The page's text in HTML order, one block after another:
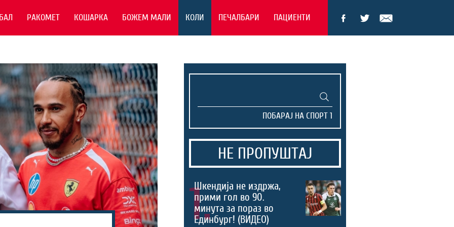
РАКОМЕТ КОШАРКА БОЖЕМ МАЛИ КОЛИ ПЕЧАЛБАРИ ПАЦИЕНТИ
НЕ ПРОПУШТАЈ
1.
Шкендија не издржа,
прими гол во 90.
минута за пораз во
Единбург! (ВИДЕО)